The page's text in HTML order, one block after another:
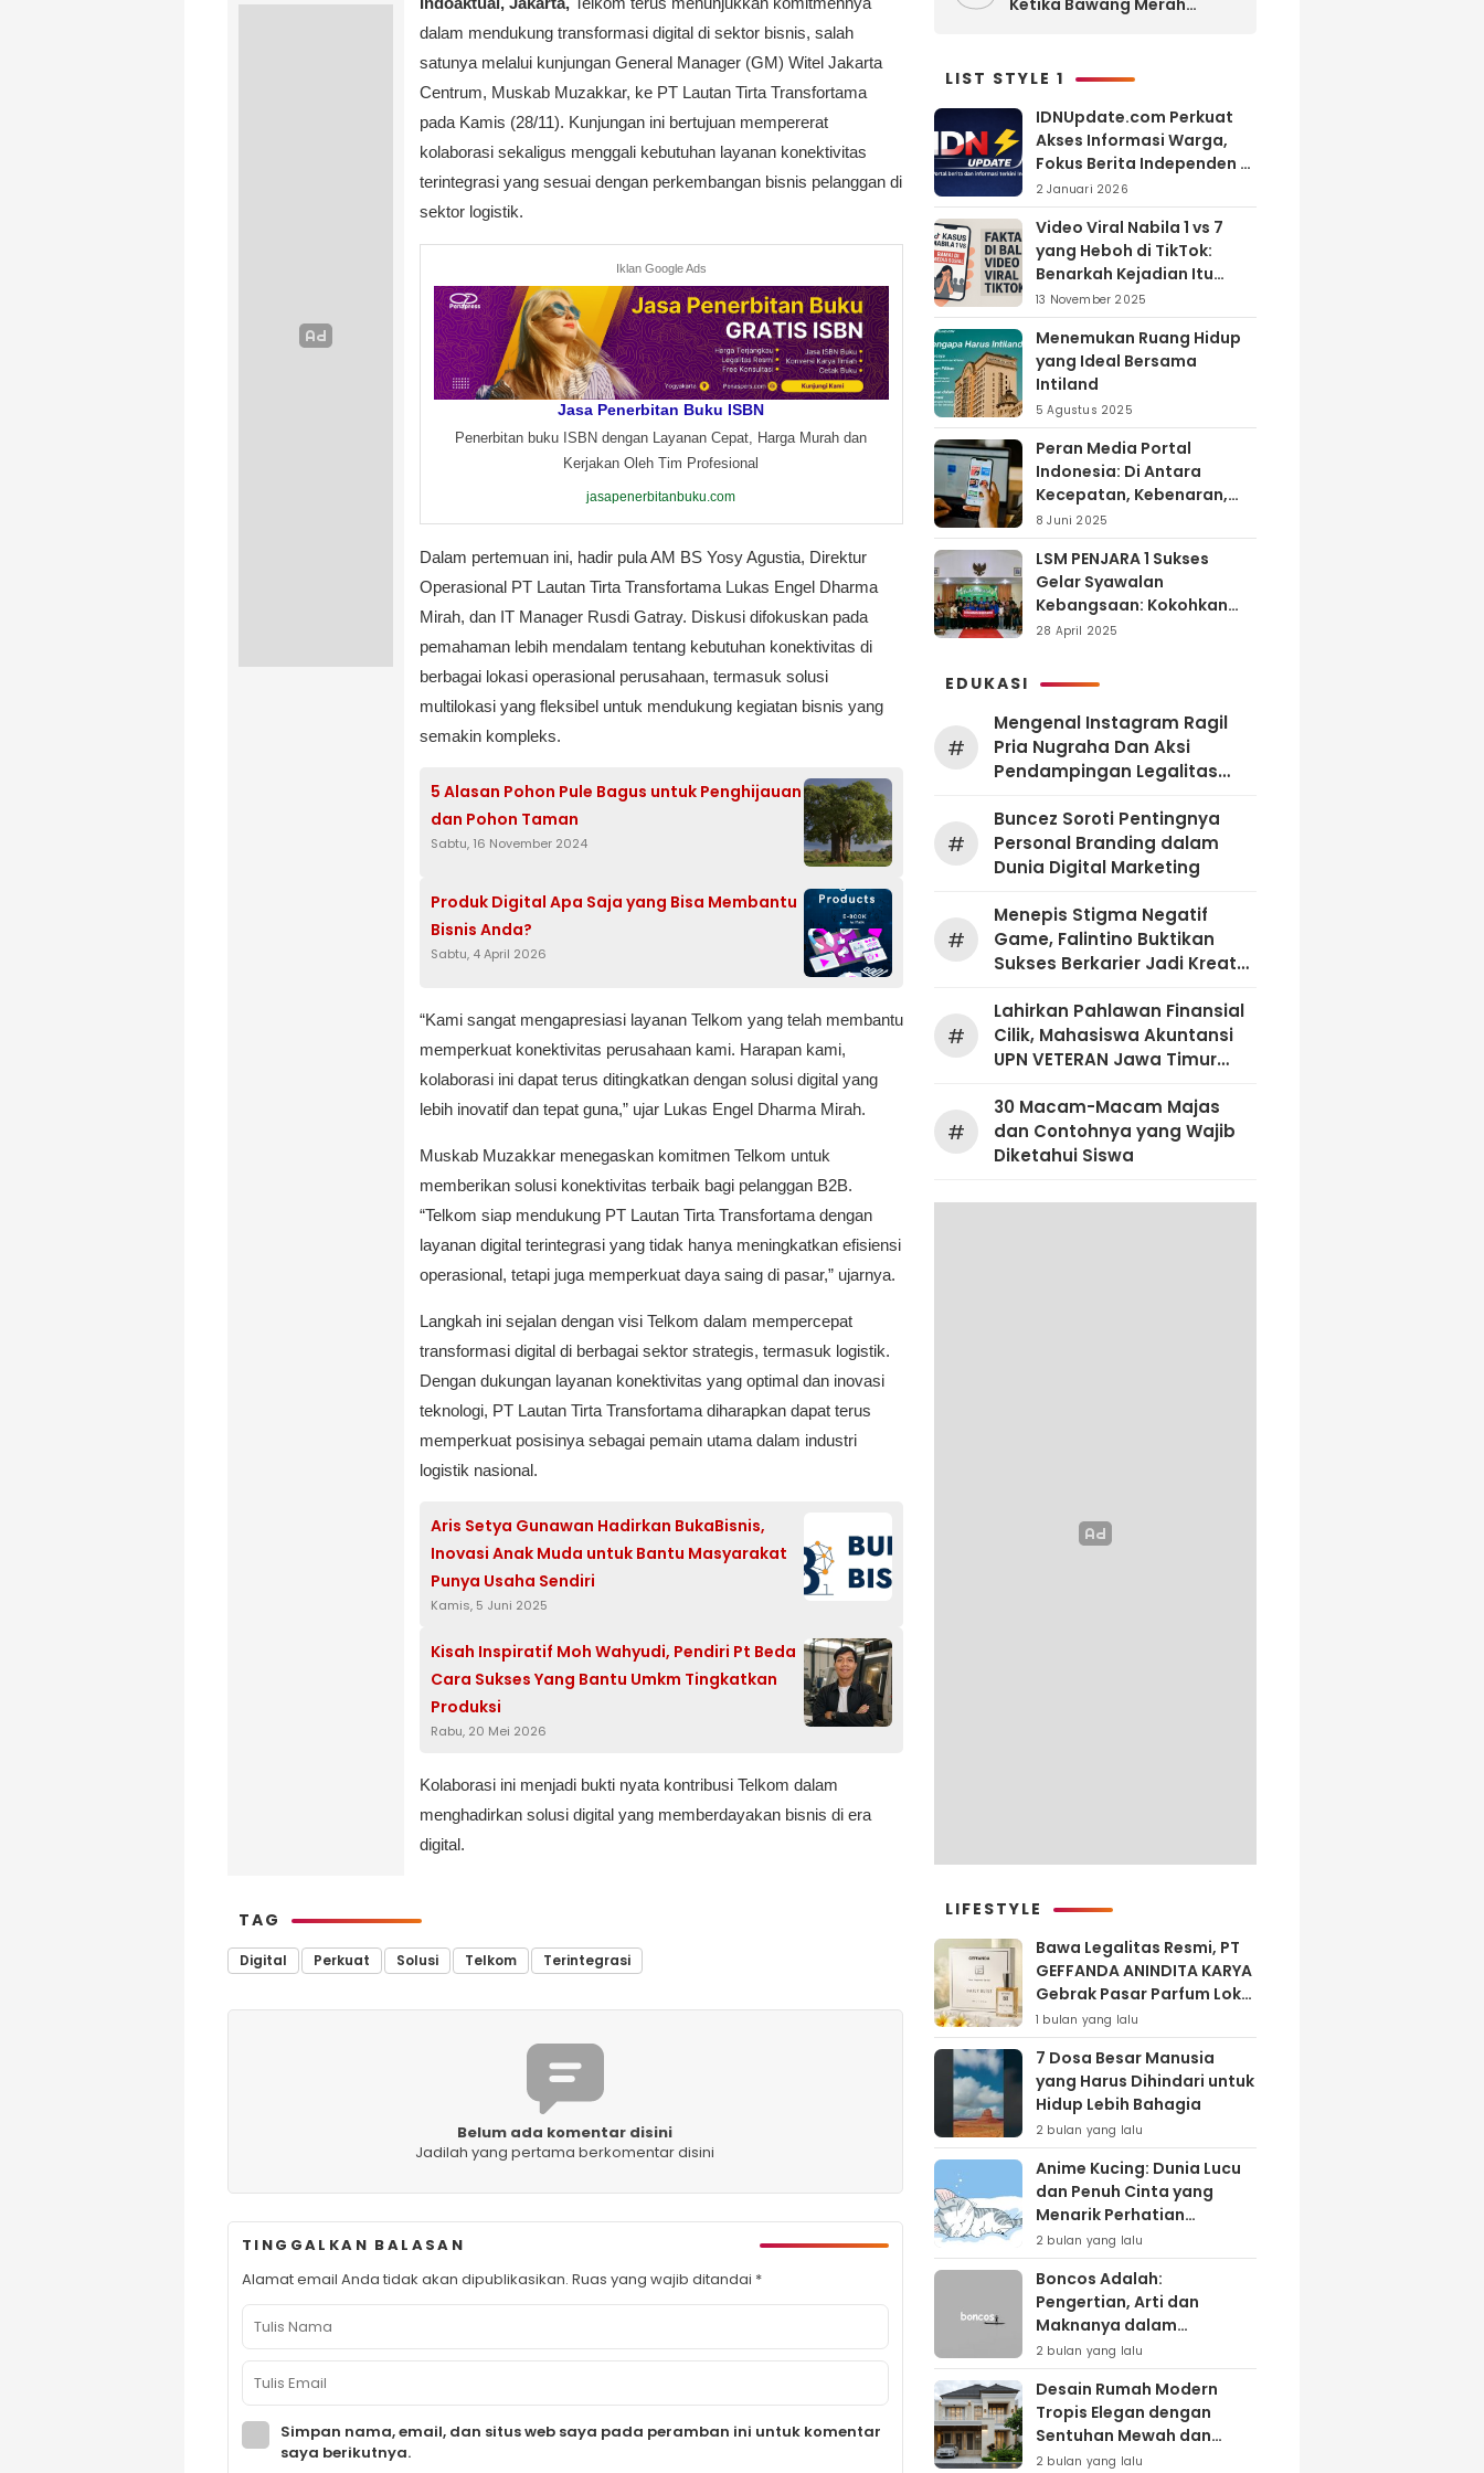
dalam mendukung transformasi digital di sektor bisnis, salah
satunya melalui kunjungan General Manager (GM) Witel Jakarta
Centrum, Muskab Muzakkar, ke PT Lautan Tirta Transfortama
pada Kamis (28/11). Kunjungan ini bertujuan mempererat
kolaborasi sekaligus menggali kebutuhan layanan konektivitas
terintegrasi yang sesuai dengan perkembangan bisnis pelanggan di
sektor logistik.
Iklan Google Ads
Jasa Penerbitan Buku ISBN
Penerbitan buku ISBN dengan Layanan Cepat, Harga Murah dan
Kerjakan Oleh Tim Profesional
jasapenerbitanbuku.com
Dalam pertemuan ini, hadir pula AM BS Yosy Agustia, Direktur
Operasional PT Lautan Tirta Transfortama Lukas Engel Dharma
Mirah, dan IT Manager Rusdi Gatray. Diskusi difokuskan pada
pemahaman lebih mendalam tentang kebutuhan konektivitas di
berbagai lokasi operasional perusahaan, termasuk solusi
multilokasi yang fleksibel untuk mendukung kegiatan bisnis yang
semakin kompleks.
5 Alasan Pohon Pule Bagus untuk Penghijauan
dan Pohon Taman
Sabtu, 16 November 2024
Produk Digital Apa Saja yang Bisa Membantu
Bisnis Anda?
Sabtu, 4 April 2026
“Kami sangat mengapresiasi layanan Telkom yang telah membantu
memperkuat konektivitas perusahaan kami. Harapan kami,
kolaborasi ini dapat terus ditingkatkan dengan solusi digital yang
lebih inovatif dan tepat guna,” ujar Lukas Engel Dharma Mirah.
Muskab Muzakkar menegaskan komitmen Telkom untuk
memberikan solusi konektivitas terbaik bagi pelanggan B2B.
“Telkom siap mendukung PT Lautan Tirta Transfortama dengan
layanan digital terintegrasi yang tidak hanya meningkatkan efisiensi
operasional, tetapi juga memperkuat daya saing di pasar,” ujarnya.
Langkah ini sejalan dengan visi Telkom dalam mempercepat
transformasi digital di berbagai sektor strategis, termasuk logistik.
Dengan dukungan layanan konektivitas yang optimal dan inovasi
teknologi, PT Lautan Tirta Transfortama diharapkan dapat terus
memperkuat posisinya sebagai pemain utama dalam industri
logistik nasional.
Aris Setya Gunawan Hadirkan BukaBisnis,
Inovasi Anak Muda untuk Bantu Masyarakat
Punya Usaha Sendiri
Kamis, 5 Juni 2025
Kisah Inspiratif Moh Wahyudi, Pendiri Pt Beda
Cara Sukses Yang Bantu Umkm Tingkatkan
Produksi
Rabu, 20 Mei 2026
Kolaborasi ini menjadi bukti nyata kontribusi Telkom dalam
menghadirkan solusi digital yang memberdayakan bisnis di era
digital.
TAG
Digital Perkuat Solusi Telkom Terintegrasi
Belum ada komentar disini
Jadilah yang pertama berkomentar disini
TINGGALKAN BALASAN
Alamat email Anda tidak akan dipublikasikan. Ruas yang wajib ditandai *
Simpan nama, email, dan situs web saya pada peramban ini untuk komentar
saya berikutnya.
Ketika Bawang Merah
LIST STYLE 1
IDNUpdate.com Perkuat
Akses Informasi Warga,
Fokus Berita Independen di
Kabupaten Banyuasin
2 Januari 2026
Video Viral Nabila 1 vs 7
yang Heboh di TikTok:
Benarkah Kejadian Itu
Nyata?
13 November 2025
Menemukan Ruang Hidup
yang Ideal Bersama
Intiland
5 Agustus 2025
Peran Media Portal
Indonesia: Di Antara
Kecepatan, Kebenaran,
dan Tanggung Jawab
8 Juni 2025
LSM PENJARA 1 Sukses
Gelar Syawalan
Kebangsaan: Kokohkan
Tekad Melawan Korupsi
28 April 2025
EDUKASI
#
Mengenal Instagram Ragil
Pria Nugraha Dan Aksi
Pendampingan Legalitas
#
‎Buncez Soroti Pentingnya
Personal Branding dalam
Dunia Digital Marketing
#
Menepis Stigma Negatif
Game, Falintino Buktikan
Sukses Berkarier Jadi Kreator
#
Lahirkan Pahlawan Finansial
Cilik, Mahasiswa Akuntansi
UPN VETERAN Jawa Timur
Dengan Literasi Keuangan
Sejak Dini
#
30 Macam-Macam Majas
dan Contohnya yang Wajib
Diketahui Siswa
LIFESTYLE
Bawa Legalitas Resmi, PT
GEFFANDA ANINDITA KARYA
Gebrak Pasar Parfum Lokal
Lewat Varian ‘Daily Bliss’
1 bulan yang lalu
7 Dosa Besar Manusia
yang Harus Dihindari untuk
Hidup Lebih Bahagia
2 bulan yang lalu
Anime Kucing: Dunia Lucu
dan Penuh Cinta yang
Menarik Perhatian
Penggemar
2 bulan yang lalu
Boncos Adalah:
Pengertian, Arti dan
Maknanya dalam
Kehidupan Sehari-hari
2 bulan yang lalu
Desain Rumah Modern
Tropis Elegan dengan
Sentuhan Mewah dan
Natural
2 bulan yang lalu